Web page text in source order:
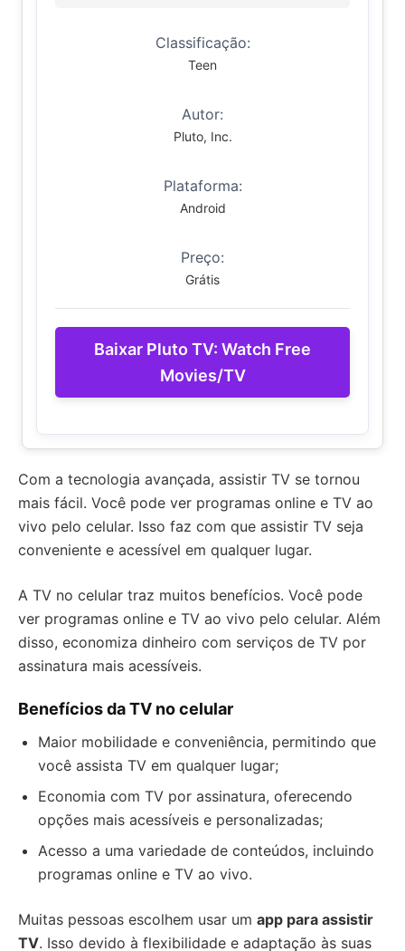
Classificação:
Teen
Autor:
Pluto, Inc.
Plataforma:
Android
Preço:
Grátis
Baixar Pluto TV: Watch Free
Movies/TV
Com a tecnologia avançada, assistir TV se tornou
mais fácil. Você pode ver programas online e TV ao
vivo pelo celular. Isso faz com que assistir TV seja
conveniente e acessível em qualquer lugar.
A TV no celular traz muitos benefícios. Você pode
ver programas online e TV ao vivo pelo celular. Além
disso, economiza dinheiro com serviços de TV por
assinatura mais acessíveis.
Benefícios da TV no celular
Maior mobilidade e conveniência, permitindo que
você assista TV em qualquer lugar;
Economia com TV por assinatura, oferecendo
opções mais acessíveis e personalizadas;
Acesso a uma variedade de conteúdos, incluindo
programas online e TV ao vivo.
Muitas pessoas escolhem usar um app para assistir
TV. Isso devido à flexibilidade e adaptação às suas